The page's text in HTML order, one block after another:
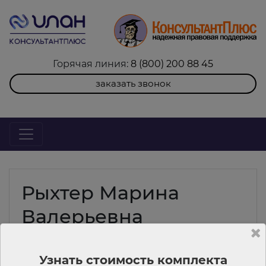
Горячая линия: 8 (800) 200 88 45
заказать звонок
Рыхтер Марина
Валерьевна
Узнать стоимость комплекта